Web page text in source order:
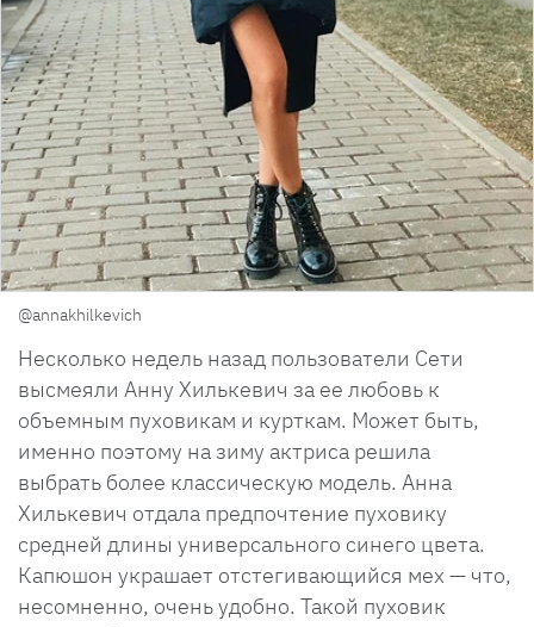
@annakhilkevich
Несколько недель назад пользователи Сети
высмеяли Анну Хилькевич за ее любовь к
объемным пуховикам и курткам. Может быть,
именно поэтому на зиму актриса решила
выбрать более классическую модель. Анна
Хилькевич отдала предпочтение пуховику
средней длины универсального синего цвета.
Капюшон украшает отстегивающийся мех — что,
несомненно, очень удобно. Такой пуховик